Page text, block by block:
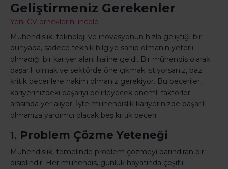
Geliştirmeniz Gerekenler
Yeni CV örneklerini incele
Mühendislik, teknoloji ve inovasyonun hızla geliştiği bir
dünyada, sadece teknik bilgiye sahip olmanın yeterli
olmadığı bir kariyer alanı haline geldi. Bir mühendis olarak
başarılı olmak ve sektörde öne çıkmak istiyorsanız, bazı
kritik becerilere hakim olmanız gerekiyor. Bu beceriler,
kariyerinizdeki başarıyı belirleyecek önemli faktörler
arasında yer alıyor. İşte mühendislik kariyerinizde başarılı
olmanıza yardımcı olacak beş kritik beceri:
1. Problem Çözme Yeteneği
Mühendislik, temelinde problem çözmeyi barındıran bir
disiplindir. Her mühendis, günlük hayatında çeşitli